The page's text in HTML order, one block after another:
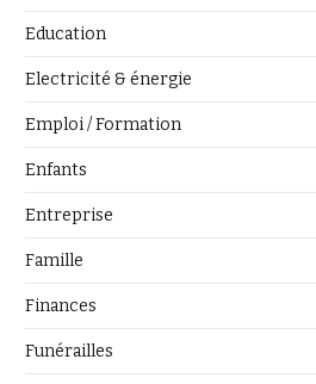
Education
Electricité & énergie
Emploi / Formation
Enfants
Entreprise
Famille
Finances
Funérailles